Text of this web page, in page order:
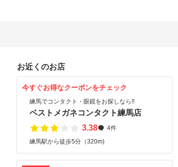
お近くのお店
今すぐお得なクーポンをチェック
練馬でコンタクト・眼鏡をお探しなら!!
ベストメガネコンタクト練馬店
3.38
4件
練馬駅から徒歩5分（320m)